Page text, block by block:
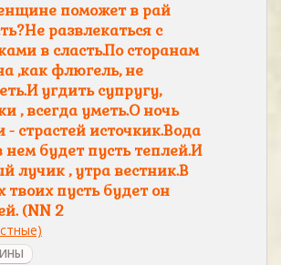
поможет в рай
развлекаться с
в сласть.По сторанам
,как флюгель, не
угдить супругу,
, всегда уметь.О ночь
- страстей источкик.Вода
нем будет пусть теплей.И
лучик , утра вестник.В
твоих пусть будет он
(NN 2